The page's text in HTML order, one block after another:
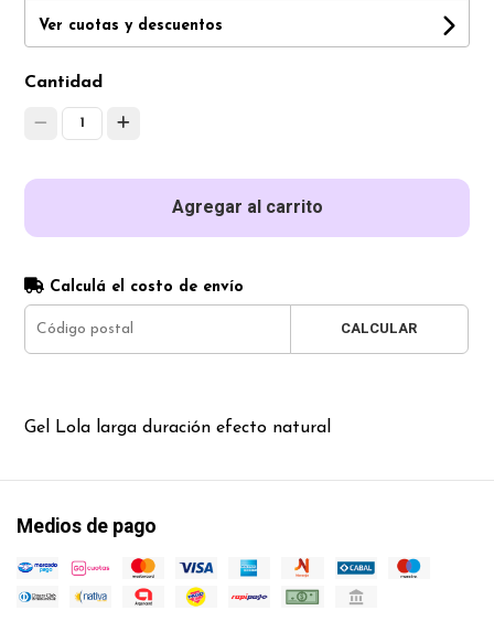
Ver cuotas y descuentos
Cantidad
1
Agregar al carrito
Calculá el costo de envío
CALCULAR
Gel Lola larga duración efecto natural
Medios de pago